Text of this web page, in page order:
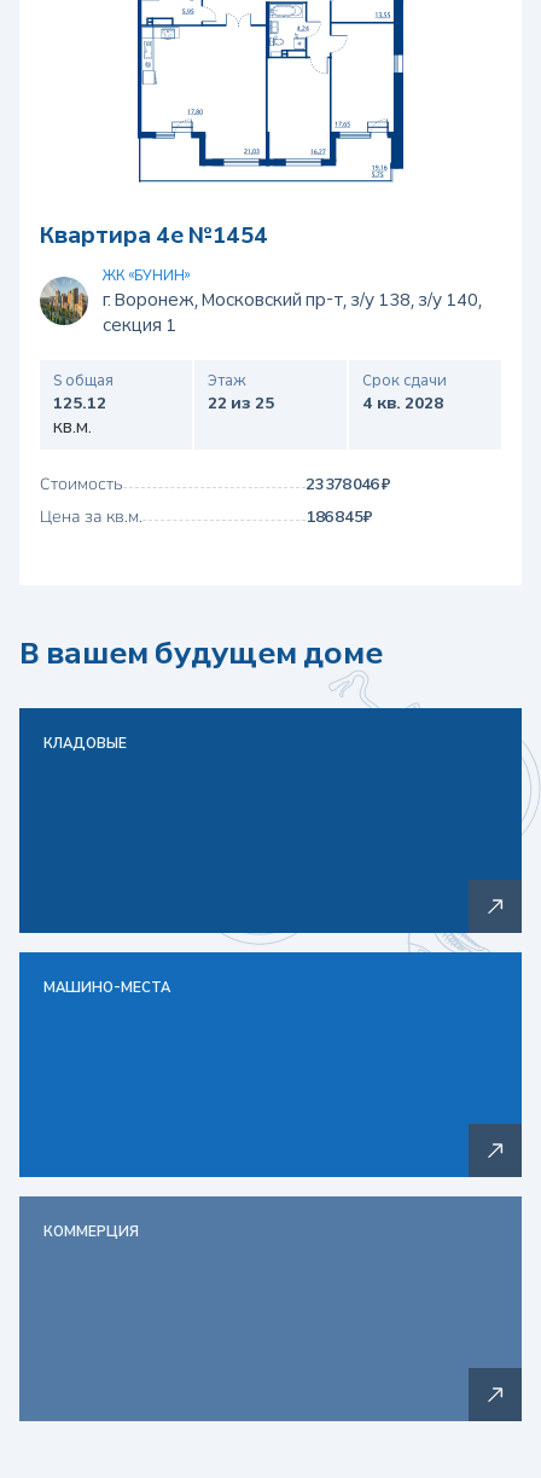
Квартира 4е №1454
ЖК «БУНИН»
г. Воронеж, Московский пр-т, з/у 138, з/у 140,
секция 1
S общая
125.12
кв.м.
Этаж
22 из 25
Срок сдачи
4 кв. 2028
Стоимость
23 378 046 ₽
Цена за кв.м.
186 845 ₽
В вашем будущем доме
КЛАДОВЫЕ
МАШИНО-МЕСТА
КОММЕРЦИЯ